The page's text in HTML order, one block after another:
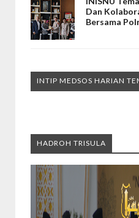
Dan
Bersama
INTIP MEDSOS HARIAN
HADROH TRISULA